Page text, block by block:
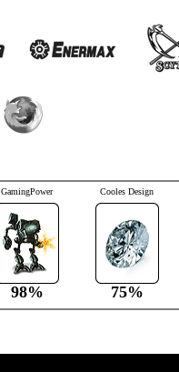
GamingPower
98%
Cooles Design
75%